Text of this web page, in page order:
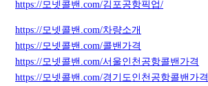
https://모넷콜밴.com/김포공항픽업/
https://모넷콜밴.com/차량소개
https://모넷콜밴.com/콜밴가격
https://모넷콜밴.com/서울인천공항콜밴가격
https://모넷콜밴.com/경기도인천공항콜밴가격